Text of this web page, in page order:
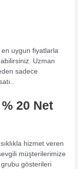
en uygun fiyatlarla
Uzman
sadece
20 Net
hizmet veren
müşterilerimize
gösterileri